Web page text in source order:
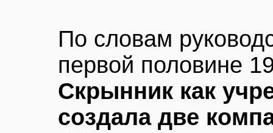
По словам
первой половине
Скрынник как
создала две